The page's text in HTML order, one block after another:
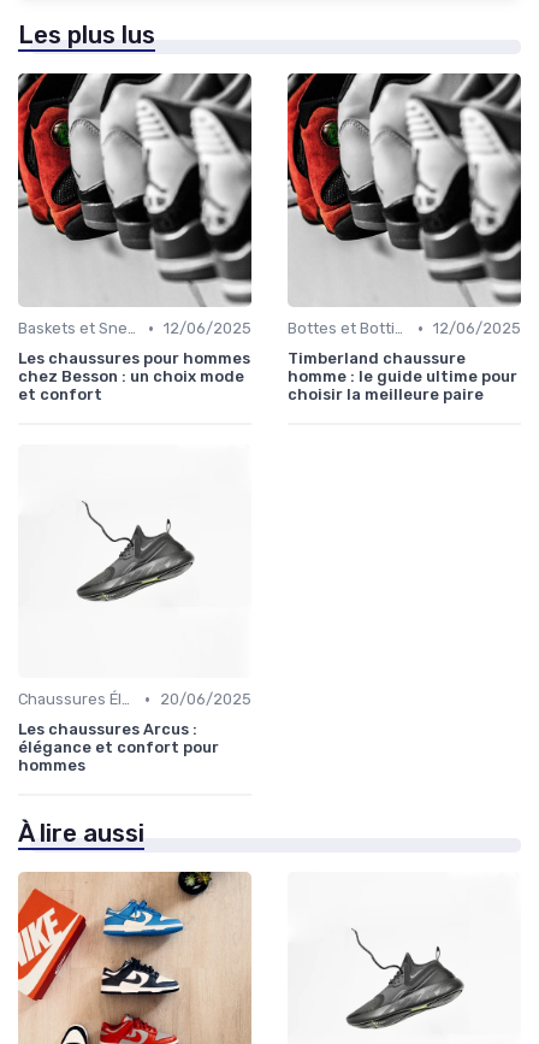
Les plus lus
Baskets et Sneakers • 12/06/2025
Les chaussures pour hommes
chez Besson : un choix mode
et confort
Bottes et Bottines • 12/06/2025
Timberland chaussure
homme : le guide ultime pour
choisir la meilleure paire
Chaussures Élégantes et de Cérémonie •
20/06/2025
Les chaussures Arcus :
élégance et confort pour
hommes
À lire aussi